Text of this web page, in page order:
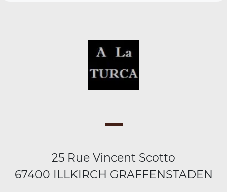
25 Rue Vincent Scotto
67400 ILLKIRCH GRAFFENSTADEN